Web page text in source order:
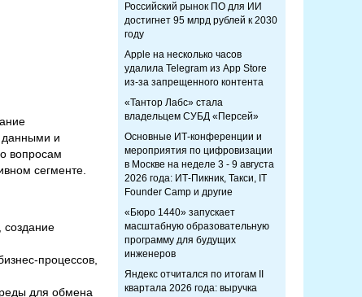
данными и
вопросам
сегменте.
создание
процессов,
для обмена
Российский рынок ПО для ИИ
достигнет 95 млрд рублей к 2030
году
Apple на несколько часов
удалила Telegram из App Store
из-за запрещенного контента
«Тантор Лабс» стала
владельцем СУБД «Персей»
Основные ИТ-конференции и
мероприятия по цифровизации
в Москве на неделе 3 - 9 августа
2026 года: ИТ-Пикник, Такси, IT
Founder Camp и другие
«Бюро 1440» запускает
масштабную образовательную
программу для будущих
инженеров
Яндекс отчитался по итогам II
квартала 2026 года: выручка